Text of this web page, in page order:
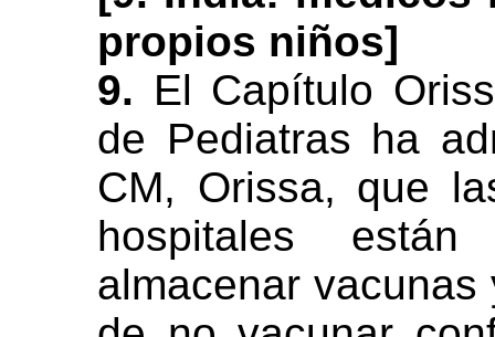
propios niños]
9. El Capítulo
de Pediatras ha
CM, Orissa, que
hospitales
almacenar